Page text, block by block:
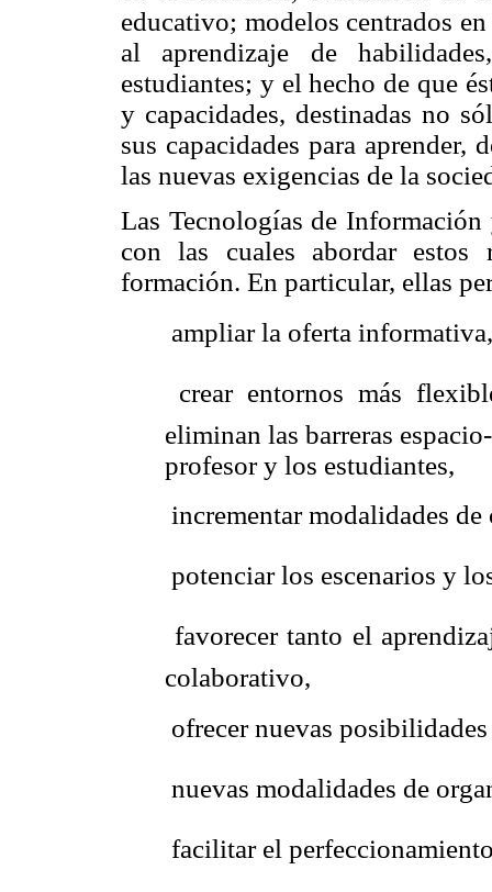
educativo; modelos centrados
al aprendizaje de
estudiantes; y el hecho de que
y capacidades, destinadas no
sus capacidades para aprender,
las nuevas exigencias de la
Las Tecnologías de
con las cuales abordar estos
formación. En particular, ellas
 ampliar la oferta informativa,
 crear entornos más
eliminan las barreras
profesor y los estudiantes,
 incrementar modalidades
 potenciar los escenarios y
 favorecer tanto el
colaborativo,
 ofrecer nuevas
 nuevas modalidades de
 facilitar el